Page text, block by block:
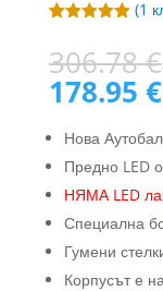
базирано
на
потребителс
(1
306.78€
178.95 €
Нова
Предно LED
НЯМА LED
Специална
Гумени
Корпусът е